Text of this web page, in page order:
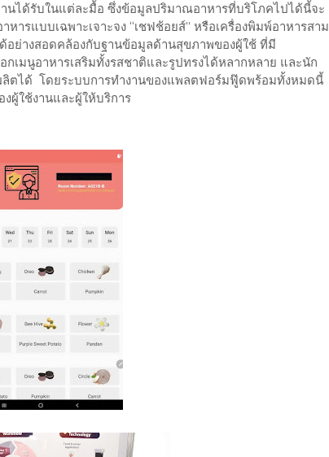
นได้รับในแต่ละมื้อ ซึ่งข้อมูลปริมาณอาหารที่บริโภคไปได้นี้จะ
ารแบบเฉพาะเจาะจง “เชฟช้อยส์” หรือเครื่องพิมพ์อาหารสาม
ย่างสอดคล้องกับฐานข้อมูลด้านสุขภาพของผู้ใช้ ที่มี
กเมนูอาหารเสริมทั้งรสชาติและรูปทรงได้หลากหลาย และนัก
ลิตได้ โดยระบบการทำงานของแพลตฟอร์มฟู๊ดพร้อมทั้งหมดนี้
ผู้ใช้งานและผู้ให้บริการ